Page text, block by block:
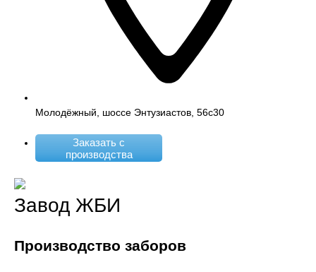
Молодёжный, шоссе Энтузиастов, 56с30
Заказать с
производства
Завод ЖБИ
Производство заборов